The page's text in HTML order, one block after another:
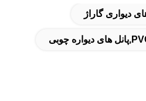
دیواری گاراژ